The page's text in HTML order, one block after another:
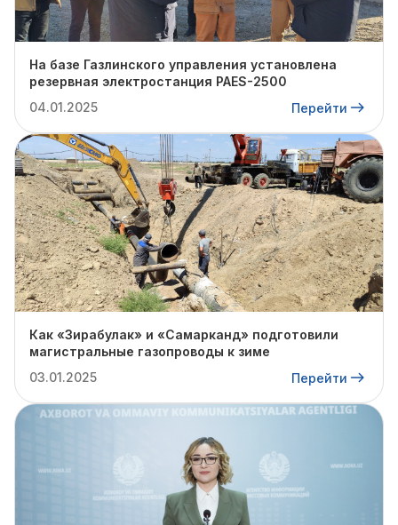
На базе Газлинского управления установлена
резервная электростанция PAES-2500
04.01.2025
Перейти
Как «Зирабулак» и «Самарканд» подготовили
магистральные газопроводы к зиме
03.01.2025
Перейти